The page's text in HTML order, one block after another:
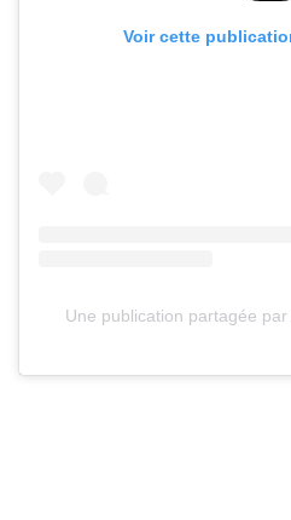
Voir cette
Une publication partagée